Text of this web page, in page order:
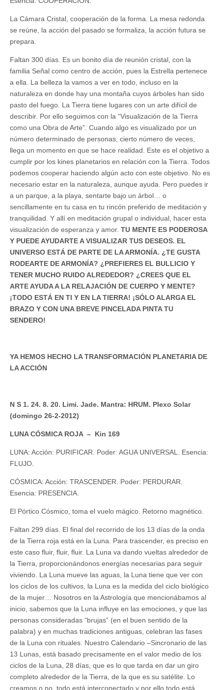
La Cámara Cristal, cooperación de la forma. La mesa redonda
se reúne, la acción del pasado se formaliza, la acción futura se
prepara.
Faltan 300 días. Es un bonito día de reunión cristal, con la
familia Señal como centro de acción, pues la Estrella pertenece
a ella. La belleza la vamos a ver en todo, incluso en la
naturaleza en donde hay una montaña cuyos árboles han sido
pasto del fuego. La Tierra tiene lugares con un arte difícil de
describir. Por ello seguimos con la “Visualización de la Tierra
como una Obra de Arte”. Cuando algo es visualizado por un
número determinado de personas, cierto número de veces,
llega un momento en que se hace realidad. Este es el objetivo a
cumplir por los kines planetarios en relación con la Tierra. Todos
podemos cooperar haciendo algún acto con este objetivo. No es
necesario estar en la naturaleza, aunque ayuda. Pero puedes ir
a un parque, a la playa, sentarte bajo un árbol… o
sencillamente en tu casa en tu rincón preferido de meditación y
tranquilidad. Y allí en meditación grupal o individual, hacer esta
visualización de esperanza y amor. TU MENTE ES PODEROSA
Y PUEDE AYUDARTE A VISUALIZAR TUS DESEOS. EL
UNIVERSO ESTÁ DE PARTE DE LA ARMONÍA. ¿TE GUSTA
RODEARTE DE ARMONÍA? ¿PREFIERES EL BULLICIO Y
TENER MUCHO RUIDO ALREDEDOR? ¿CREES QUE EL
ARTE AYUDA A LA RELAJACIÓN DE CUERPO Y MENTE?
¡TODO ESTÁ EN TI Y EN LA TIERRA! ¡SÓLO ALARGA EL
BRAZO Y CON UNA BREVE PINCELADA PINTA TU
SENDERO!
YA HEMOS HECHO LA TRANSFORMACIÓN PLANETARIA DE
LA ACCIÓN
N S 1. 24. 8. 20. Limi. Jade. Mantra: HRUM. Plexo Solar
(domingo 26-2-2012)
LUNA CÓSMICA ROJA – Kin 169
LUNA: Acción: PURIFICAR. Poder: AGUA UNIVERSAL. Esencia:
FLUJO.
CÓSMICA: Acción: TRASCENDER. Poder: PERDURAR.
Esencia: PRESENCIA.
El Pórtico Cósmico, toma el vuelo mágico. Retorno magnético.
Faltan 299 días. El final del recorrido de los 13 días de la onda
de la Tierra roja está en la Luna. Para trascender, es preciso en
este caso fluir, fluir, fluir. La Luna va dando vueltas alrededor de
la Tierra, proporcionándonos energías necesarias para seguir
viviendo. La Luna mueve las aguas, la Luna tiene que ver con
los ciclos de los cultivos, la Luna es la medida del ciclo biológico
de la mujer… Nosotros en la Astrología que mencionábamos al
inicio, sabemos que la Luna influye en las emociones, y que las
personas consideradas “brujas” (en el buen sentido de la
palabra) y en muchas tradiciones antiguas, celebran las fases
de la Luna con rituales. Nuestro Calendario –Sincronario de las
13 Lunas, está basado precisamente en el valor medio de los
ciclos de la Luna, 28 días, que es lo que tarda en dar un giro
completo alrededor de la Tierra, de la que es su satélite. Lo
creamos o no, todo está interconectado y por ello todo está